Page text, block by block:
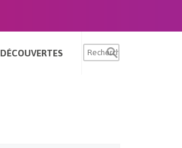
DÉCOUVERTES